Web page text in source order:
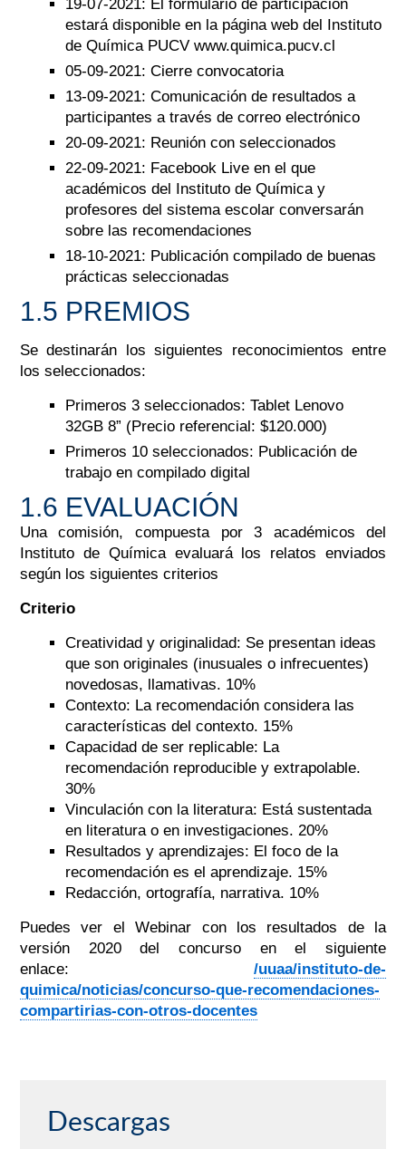
19-07-2021: El formulario de participación
estará disponible en la página web del Instituto
de Química PUCV www.quimica.pucv.cl
05-09-2021: Cierre convocatoria
13-09-2021: Comunicación de resultados a
participantes a través de correo electrónico
20-09-2021: Reunión con seleccionados
22-09-2021: Facebook Live en el que
académicos del Instituto de Química y
profesores del sistema escolar conversarán
sobre las recomendaciones
18-10-2021: Publicación compilado de buenas
prácticas seleccionadas
1.5 PREMIOS
Se destinarán los siguientes reconocimientos entre
los seleccionados:
Primeros 3 seleccionados: Tablet Lenovo
32GB 8” (Precio referencial: $120.000)
Primeros 10 seleccionados: Publicación de
trabajo en compilado digital
1.6 EVALUACIÓN
Una comisión, compuesta por 3 académicos del
Instituto de Química evaluará los relatos enviados
según los siguientes criterios
Criterio
Creatividad y originalidad: Se presentan ideas
que son originales (inusuales o infrecuentes)
novedosas, llamativas. 10%
Contexto: La recomendación considera las
características del contexto. 15%
Capacidad de ser replicable: La
recomendación reproducible y extrapolable.
30%
Vinculación con la literatura: Está sustentada
en literatura o en investigaciones. 20%
Resultados y aprendizajes: El foco de la
recomendación es el aprendizaje. 15%
Redacción, ortografía, narrativa. 10%
Puedes ver el Webinar con los resultados de la
versión 2020 del concurso en el siguiente
enlace:/uuaa/instituto-de-
quimica/noticias/concurso-que-recomendaciones-
compartirias-con-otros-docentes
Descargas